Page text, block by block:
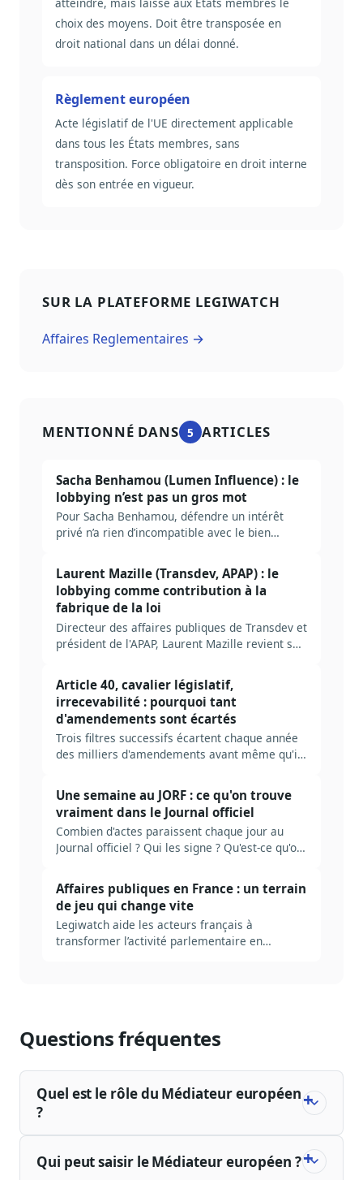
choix des moyens. Doit être transposée en
droit national dans un délai donné.
Règlement européen
Acte législatif de l'UE directement applicable
dans tous les États membres, sans
transposition. Force obligatoire en droit interne
dès son entrée en vigueur.
SUR LA PLATEFORME LEGIWATCH
Affaires Reglementaires →
MENTIONNÉ DANS 5 ARTICLES
Sacha Benhamou (Lumen Influence) : le
lobbying n’est pas un gros mot
Pour Sacha Benhamou, défendre un intérêt
privé n’a rien d’incompatible avec le bien
transparence et la fabrique de la loi.
Laurent Mazille (Transdev, APAP) : le
lobbying comme contribution à la
fabrique de la loi
Directeur des affaires publiques de Transdev et
président de l'APAP, Laurent Mazille revient sur
interrogé de l'administration centrale et ce que
l'IA change au métier.
Article 40, cavalier législatif,
irrecevabilité : pourquoi tant
d'amendements sont écartés
Trois filtres successifs écartent chaque année
des milliers d'amendements avant même qu'ils
règles, des seuils tolérés, et de ce que ça
change pour qui veut peser sur la loi.
Une semaine au JORF : ce qu'on trouve
vraiment dans le Journal officiel
Combien d'actes paraissent chaque jour au
Journal officiel ? Qui les signe ? Qu'est-ce qu'on
dans la mécanique réelle du JORF, et ce qu'il
faut industrialiser pour ne pas se noyer.
Affaires publiques en France : un terrain
de jeu qui change vite
Legiwatch aide les acteurs français à
transformer l’activité parlementaire en
Questions fréquentes
Quel est le rôle du Médiateur européen
?
Qui peut saisir le Médiateur européen ?